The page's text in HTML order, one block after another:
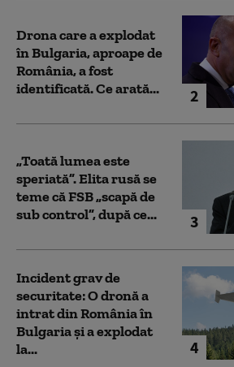
2
Drona care a explodat
în Bulgaria, aproape de
România, a fost
identificată. Ce arată...
3
„Toată lumea este
speriată”. Elita rusă se
teme că FSB „scapă de
sub control”, după ce...
4
Incident grav de
securitate: O dronă a
intrat din România în
Bulgaria şi a explodat
la...